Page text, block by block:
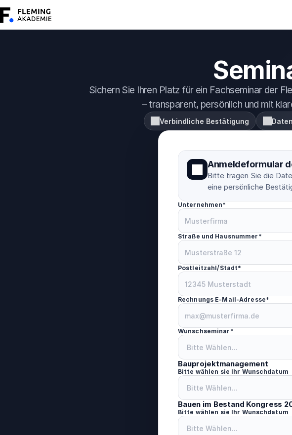
Sichern Sie Ihren Platz für ein Fachseminar der
– transparent, persönlich und mit
Verbindliche Bestätigung
Anmeldeformular
Bitte tragen Sie die
eine persönliche
Unternehmen*
Straße und Hausnummer*
Postleitzahl/Stadt*
Rechnungs E-Mail-Adresse*
Wunschseminar*
Bauprojektmanagement
Bitte wählen sie Ihr Wunschdatum
Bauen im Bestand Kongress
Bitte wählen sie Ihr Wunschdatum